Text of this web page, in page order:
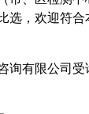
选，欢迎符
询有限公司 受